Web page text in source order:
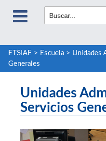
ETSIAE > Escuela> Unidades
Generales
Unidades
Servicios